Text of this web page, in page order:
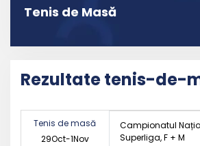
Tenis de Masă
Rezultate tenis-de-
Tenis de masă
29Oct-1Nov
Campionatul
Superliga, F + M